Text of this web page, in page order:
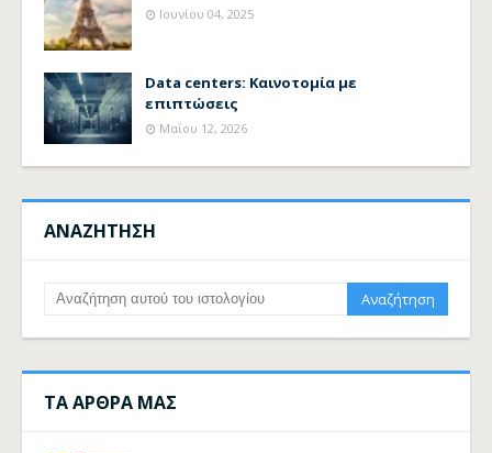
Ιουνίου 04, 2025
Data centers: Καινοτομία με
επιπτώσεις
Μαΐου 12, 2026
ΑΝΑΖΗΤΗΣΗ
ΤΑ ΑΡΘΡΑ ΜΑΣ